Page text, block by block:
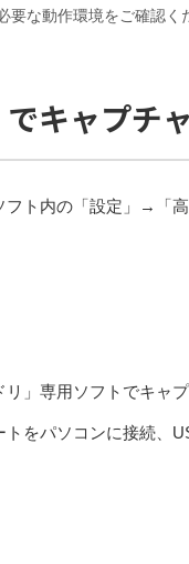
要な動作環境をご確認
でキャプ
フト内の「設定」→「
リ」専用ソフトでキャ
トをパソコンに接続、